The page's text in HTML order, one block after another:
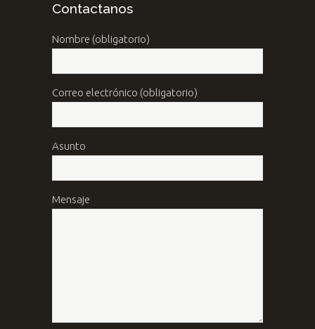
Contactanos
Nombre (obligatorio)
Correo electrónico (obligatorio)
Asunto
Mensaje